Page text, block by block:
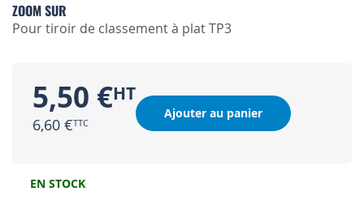
ZOOM SUR
Pour tiroir de classement à plat TP3
5,50 €
6,60 €
Ajouter au panier
EN STOCK